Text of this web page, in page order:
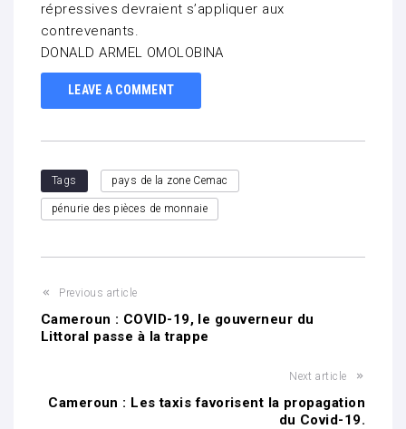
répressives devraient s’appliquer aux
contrevenants.
DONALD ARMEL OMOLOBINA
LEAVE A COMMENT
Tags pays de la zone Cemac
pénurie des pièces de monnaie
Previous article
Cameroun : COVID-19, le gouverneur du
Littoral passe à la trappe
Next article
Cameroun : Les taxis favorisent la propagation
du Covid-19.